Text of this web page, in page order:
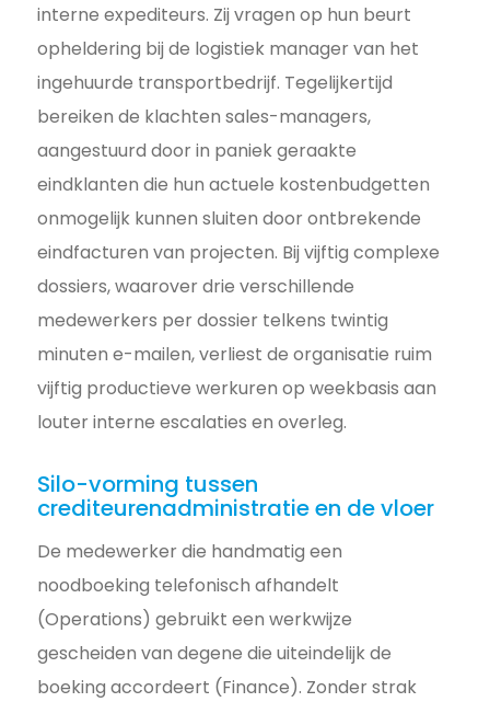
interne expediteurs. Zij vragen op hun beurt
opheldering bij de logistiek manager van het
ingehuurde transportbedrijf. Tegelijkertijd
bereiken de klachten sales-managers,
aangestuurd door in paniek geraakte
eindklanten die hun actuele kostenbudgetten
onmogelijk kunnen sluiten door ontbrekende
eindfacturen van projecten. Bij vijftig complexe
dossiers, waarover drie verschillende
medewerkers per dossier telkens twintig
minuten e-mailen, verliest de organisatie ruim
vijftig productieve werkuren op weekbasis aan
louter interne escalaties en overleg.
Silo-vorming tussen
crediteurenadministratie en de vloer
De medewerker die handmatig een
noodboeking telefonisch afhandelt
(Operations) gebruikt een werkwijze
gescheiden van degene die uiteindelijk de
boeking accordeert (Finance). Zonder strak